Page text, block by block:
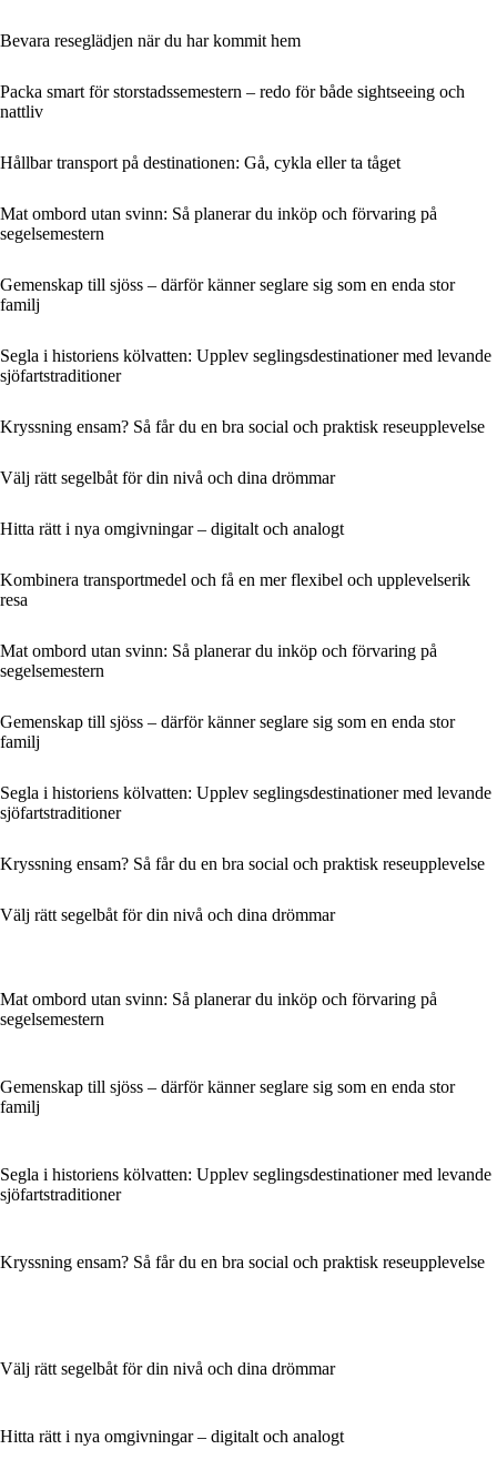
Bevara reseglädjen när du har kommit hem
Packa smart för storstadssemestern – redo för både sightseeing och
nattliv
Hållbar transport på destinationen: Gå, cykla eller ta tåget
Mat ombord utan svinn: Så planerar du inköp och förvaring på
segelsemestern
Gemenskap till sjöss – därför känner seglare sig som en enda stor
familj
Segla i historiens kölvatten: Upplev seglingsdestinationer med levande
sjöfartstraditioner
Kryssning ensam? Så får du en bra social och praktisk reseupplevelse
Välj rätt segelbåt för din nivå och dina drömmar
Hitta rätt i nya omgivningar – digitalt och analogt
Kombinera transportmedel och få en mer flexibel och upplevelserik
resa
Mat ombord utan svinn: Så planerar du inköp och förvaring på
segelsemestern
Gemenskap till sjöss – därför känner seglare sig som en enda stor
familj
Segla i historiens kölvatten: Upplev seglingsdestinationer med levande
sjöfartstraditioner
Kryssning ensam? Så får du en bra social och praktisk reseupplevelse
Välj rätt segelbåt för din nivå och dina drömmar
Mat ombord utan svinn: Så planerar du inköp och förvaring på
segelsemestern
Gemenskap till sjöss – därför känner seglare sig som en enda stor
familj
Segla i historiens kölvatten: Upplev seglingsdestinationer med levande
sjöfartstraditioner
Kryssning ensam? Så får du en bra social och praktisk reseupplevelse
Välj rätt segelbåt för din nivå och dina drömmar
Hitta rätt i nya omgivningar – digitalt och analogt